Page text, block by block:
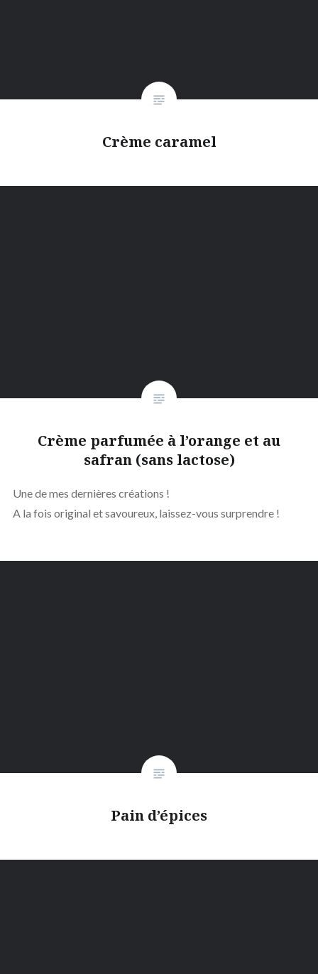
Crème caramel
Crème parfumée à l’orange et au
safran (sans lactose)
Une de mes dernières créations !
A la fois original et savoureux, laissez-vous surprendre !
Pain d’épices